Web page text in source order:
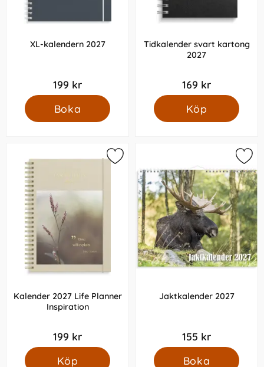
XL-kalendern 2027
199 kr
Boka
Tidkalender svart kartong
2027
169 kr
Köp
Kalender 2027 Life Planner
Inspiration
199 kr
Köp
Jaktkalender 2027
155 kr
Boka